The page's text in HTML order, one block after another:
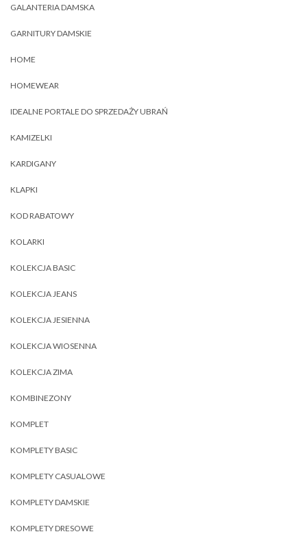
GALANTERIA DAMSKA
GARNITURY DAMSKIE
HOME
HOMEWEAR
IDEALNE PORTALE DO SPRZEDAŻY UBRAŃ
KAMIZELKI
KARDIGANY
KLAPKI
KOD RABATOWY
KOLARKI
KOLEKCJA BASIC
KOLEKCJA JEANS
KOLEKCJA JESIENNA
KOLEKCJA WIOSENNA
KOLEKCJA ZIMA
KOMBINEZONY
KOMPLET
KOMPLETY BASIC
KOMPLETY CASUALOWE
KOMPLETY DAMSKIE
KOMPLETY DRESOWE